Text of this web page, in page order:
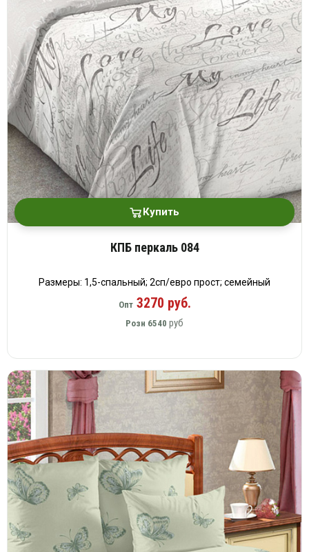
Купить
КПБ перкаль 084
Размеры: 1,5-спальный; 2сп/евро прост; семейный
Опт3270 руб.
Розн 6540 руб